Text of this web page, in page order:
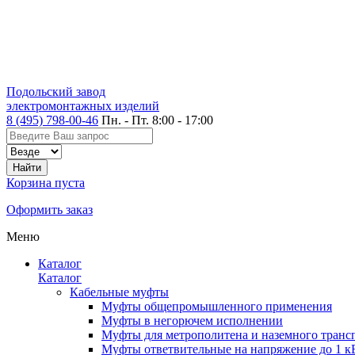
Подольский завод
электромонтажных изделий
8 (495) 798-00-46 Пн. - Пт. 8:00 - 17:00
Корзина пуста
Оформить заказ
Меню
Каталог
Каталог
Кабельные муфты
Муфты общепромышленного применения
Муфты в негорючем исполнении
Муфты для метрополитена и наземного
Муфты ответвительные на напряжение до 1